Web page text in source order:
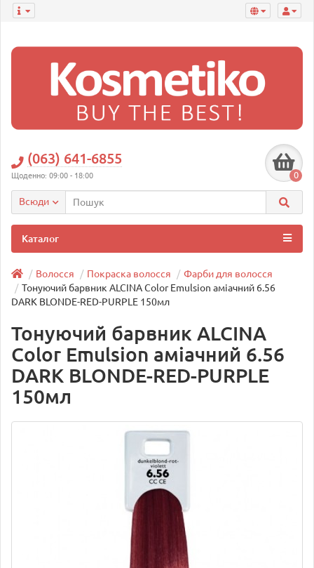
(063) 641-6855
Щоденно: 09:00 - 18:00 0
Всюди
Каталог
Волосся Покраска волосся
Фарби для волосся
Тонуючий барвник ALCINA Color Emulsion аміачний 6.56
DARK BLONDE-RED-PURPLE 150мл
Тонуючий барвник ALCINA
Color Emulsion аміачний 6.56
DARK BLONDE-RED-PURPLE
150мл